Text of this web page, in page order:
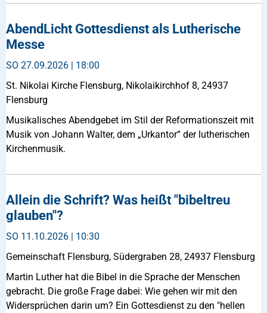
AbendLicht Gottesdienst als Lutherische
Messe
SO 27.09.2026 | 18:00
St. Nikolai Kirche Flensburg, Nikolaikirchhof 8, 24937
Flensburg
Musikalisches Abendgebet im Stil der Reformationszeit mit
Musik von Johann Walter, dem „Urkantor“ der lutherischen
Kirchenmusik.
Allein die Schrift? Was heißt "bibeltreu
glauben"?
SO 11.10.2026 | 10:30
Gemeinschaft Flensburg, Südergraben 28, 24937 Flensburg
Martin Luther hat die Bibel in die Sprache der Menschen
gebracht. Die große Frage dabei: Wie gehen wir mit den
Widersprüchen darin um? Ein Gottesdienst zu den "hellen